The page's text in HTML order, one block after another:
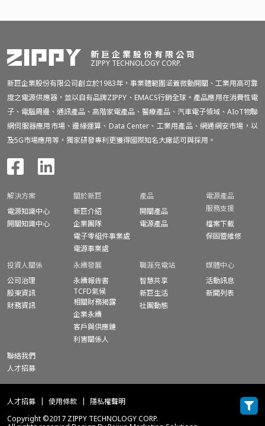
新巨企業股份有限公司
ZIPPY TECHNOLOGY CORP.
新巨企業股份有限公司創立於1983年，事業體範圍涵蓋微動開關、工業用高可靠
度之電源供應器，並以自有品牌ZIPPY、EMACS行銷全球。產品應用在消費性電
子、電腦周邊、通訊產品、高階家電產品、醫療產品、汽車電子領域、AIoT物聯
網伺服器應用市場、邊緣運算、Data Center、工業用產品、網通網安市場，以
及5G市場應用等，獨家研發專利更獲得國際知名大廠認可與採用。
解決方案
電源知識中心
開關知識中心
關於新巨
新巨介紹
企業團隊
電子零組件事業處
電源事業處
產品
開關產品
電源產品
電源產品
服務支援
檔案下載
保固暨維修
投資人關係
公司治理
股東資訊
財務資訊
永續發展
永續報告書
TCFD氣候
相關財務揭露
企業永續
客戶與供應鏈
利害關係人
職涯充電站
智慧共享
新巨生活
社團動態
媒體中心
活動訊息
新聞列表
聯絡我們
人才招募
Copyright ©2017 ZIPPY TECHNOLOGY CORP.
人才招募 使用條款 隱私權聲明